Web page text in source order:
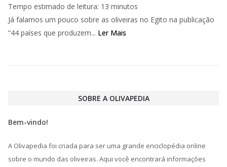
Tempo estimado de leitura: 13 minutos
Já falamos um pouco sobre as oliveiras no Egito na publicação
“44 países que produzem... Ler Mais
SOBRE A OLIVAPEDIA
Bem-vindo!
A Olivapedia foi criada para ser uma grande enciclopédia online
sobre o mundo das oliveiras. Aqui você encontrará informações